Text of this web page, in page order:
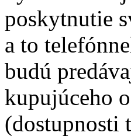
poskytnutie
a to
budú
kupujúceho
(dostupnosti